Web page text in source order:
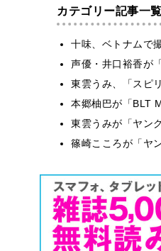
カテゴリー記事一覧
十味、ベトナムで
声優・井口裕香が
東雲うみ、「スピ
本郷柚巴が「BLT
東雲うみが「ヤン
篠崎こころが「ヤ